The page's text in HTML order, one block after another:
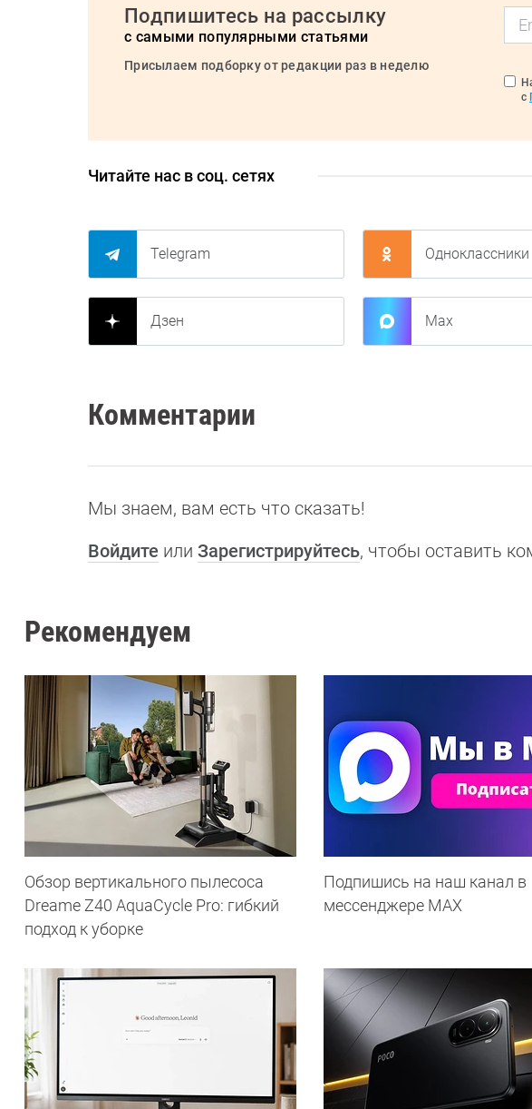
Подпишитесь на рассылку
с самыми популярными статьями
Присылаем подборку от редакции раз в неделю
с
Читайте нас в соц. сетях
Telegram Одноклассники
Дзен Max
Комментарии
Мы знаем, вам есть что сказать!
Войдите или Зарегистрируйтесь, чтобы оставить
Рекомендуем
Обзор вертикального пылесоса
Dreame Z40 AquaCycle Pro: гибкий
подход к уборке
Подпишись на наш канал в
мессенджере МАХ